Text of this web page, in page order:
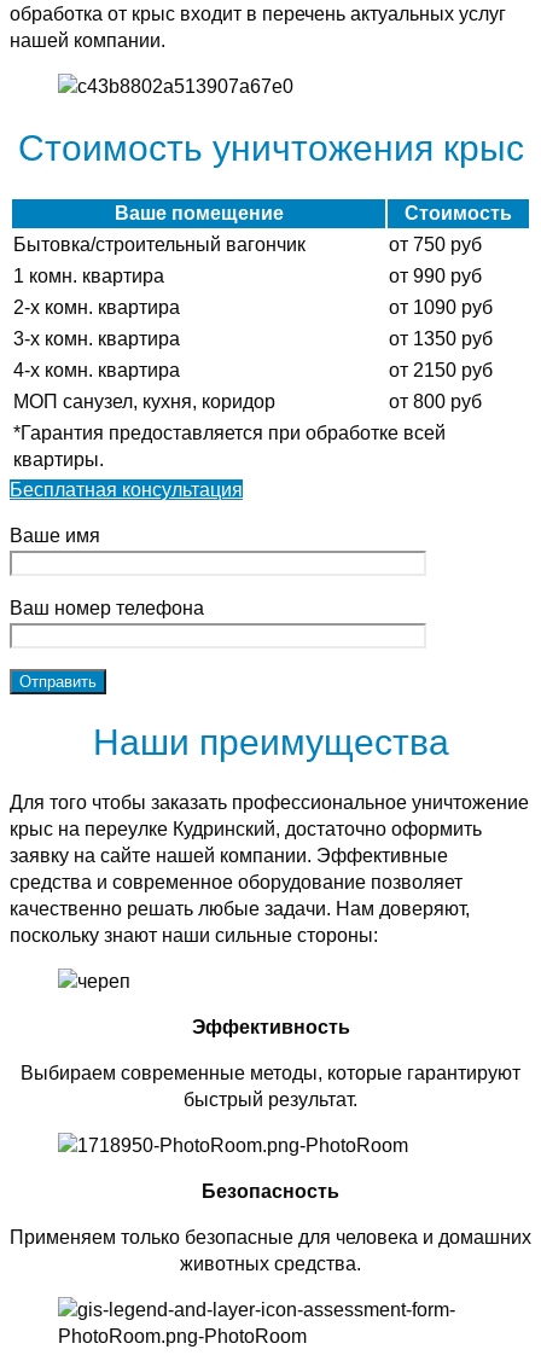
обработка от крыс входит в перечень актуальных услуг
нашей компании.
Стоимость уничтожения крыс
Ваше помещение
Стоимость
Бытовка/строительный вагончик
от 750 руб
1 комн. квартира
от 990 руб
2-х комн. квартира
от 1090 руб
3-х комн. квартира
от 1350 руб
4-х комн. квартира
от 2150 руб
МОП санузел, кухня, коридор
от 800 руб
*Гарантия предоставляется при обработке всей
квартиры.
Бесплатная консультация
Ваше имя
Ваш номер телефона
Наши преимущества
Для того чтобы заказать профессиональное уничтожение
крыс на переулке Кудринский, достаточно оформить
заявку на сайте нашей компании. Эффективные
средства и современное оборудование позволяет
качественно решать любые задачи. Нам доверяют,
поскольку знают наши сильные стороны:
Эффективность
Выбираем современные методы, которые гарантируют
быстрый результат.
Безопасность
Применяем только безопасные для человека и домашних
животных средства.